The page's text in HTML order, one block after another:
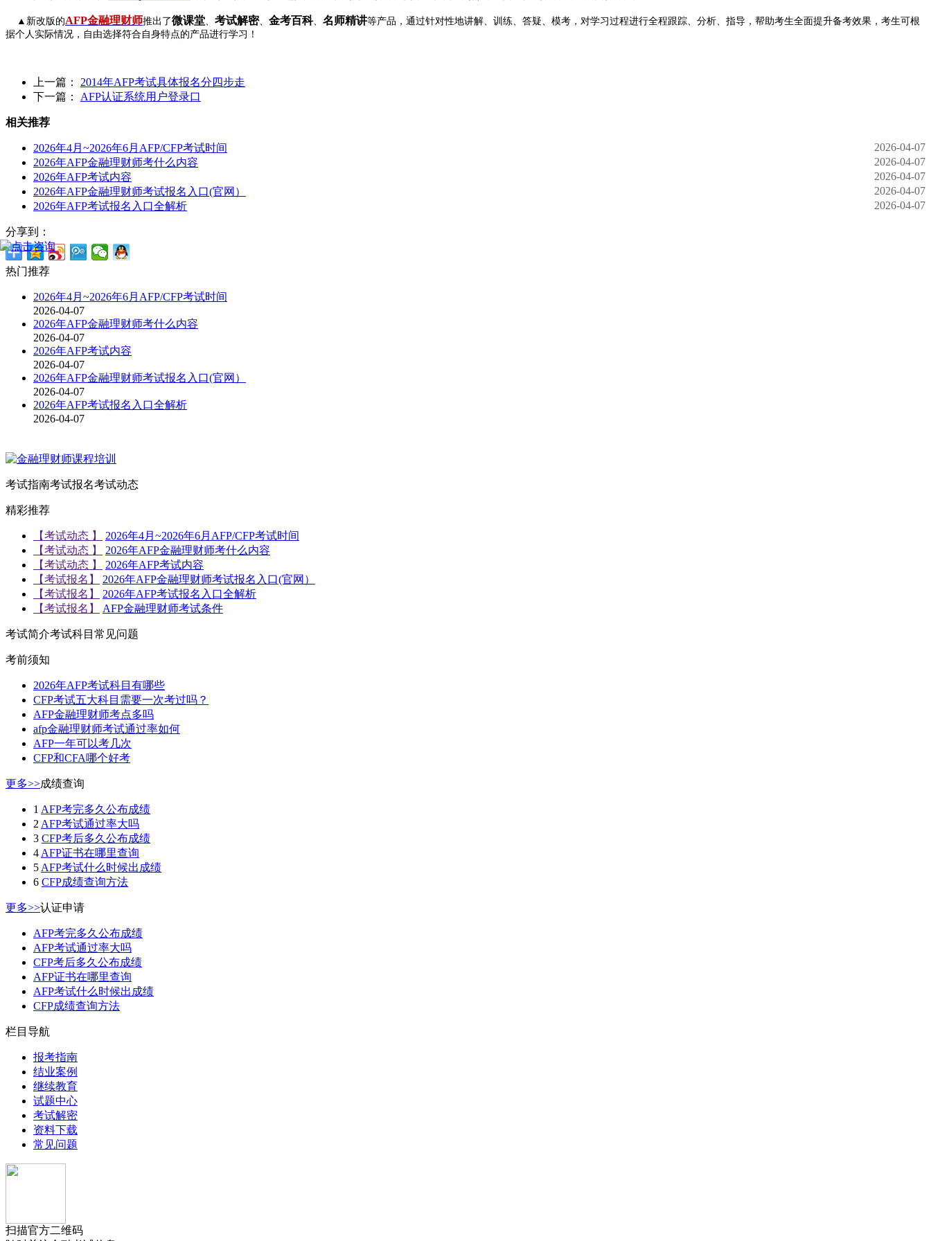
▲新改版的AFP金融理财师推出了微课堂 考试解密、 金考百科、 名师精讲等产品，通过针对性地讲解、训练、答疑、模考，对学习过程进行全程跟踪、分析、指导，帮助考生全面提升备考效果，考生可根
据个人实际情况，自由选择符合自身特点的产品进行学习！
上一篇：
2014年AFP考试具体报名分四步走
下一篇：
AFP认证系统用户登录口
相关推荐
2026年4月~2026年6月AFP/CFP考试时间
2026-04-07
2026年AFP金融理财师考什么内容
2026-04-07
2026年AFP考试内容
2026-04-07
2026年AFP金融理财师考试报名入口(官网）
2026-04-07
2026年AFP考试报名入口全解析
2026-04-07
分享到：
热门推荐
2026年4月~2026年6月AFP/CFP考试时间
2026-04-07
2026年AFP金融理财师考什么内容
2026-04-07
2026年AFP考试内容
2026-04-07
2026年AFP金融理财师考试报名入口(官网）
2026-04-07
2026年AFP考试报名入口全解析
2026-04-07
考试指南考试报名考试动态
精彩推荐
【考试动态 】
2026年4月~2026年6月AFP/CFP考试时间
【考试动态 】
2026年AFP金融理财师考什么内容
【考试动态 】
2026年AFP考试内容
【考试报名】
2026年AFP金融理财师考试报名入口(官网）
【考试报名】
2026年AFP考试报名入口全解析
【考试报名】
AFP金融理财师考试条件
考试简介考试科目 常见问题
考前须知
2026年AFP考试科目有哪些
CFP考试五大科目需要一次考过吗？
AFP金融理财师考点多吗
afp金融理财师考试通过率如何
AFP一年可以考几次
CFP和CFA哪个好考
更多>>成绩查询
1 AFP考完多久公布成绩
2 AFP考试通过率大吗
3 CFP考后多久公布成绩
4 AFP证书在哪里查询
5 AFP考试什么时候出成绩
6 CFP成绩查询方法
更多>>认证申请
AFP考完多久公布成绩
AFP考试通过率大吗
CFP考后多久公布成绩
AFP证书在哪里查询
AFP考试什么时候出成绩
CFP成绩查询方法
栏目导航
报考指南
结业案例
继续教育
试题中心
考试解密
资料下载
常见问题
扫描官方二维码